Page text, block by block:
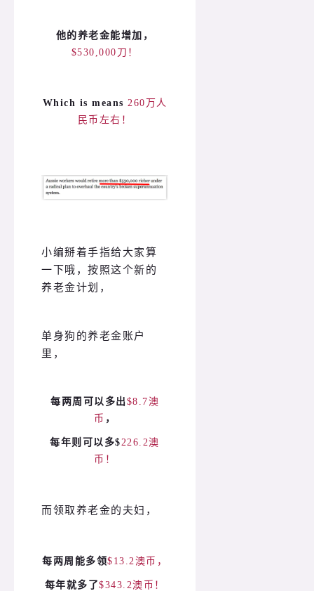
他的养老金能增加，
$530,000刀！
Which is means 260万人
民币左右！
小编掰着手指给大家算
一下哦，按照这个新的
养老金计划，
单身狗的养老金账户
里，
每两周可以多出 $8.7澳
币 ，
每年则可以多$ 226.2澳
币！
而领取养老金的夫妇，
每两周能多领$13.2澳币，
每年就多了$343.2澳币！